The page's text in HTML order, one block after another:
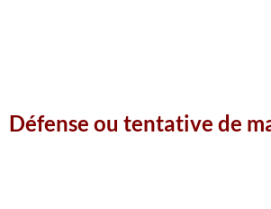
Défense ou tentative de